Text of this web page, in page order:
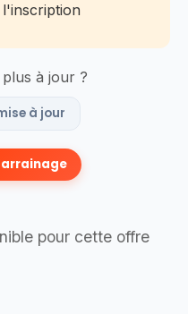
à jour ?
à jour
pour cette offre